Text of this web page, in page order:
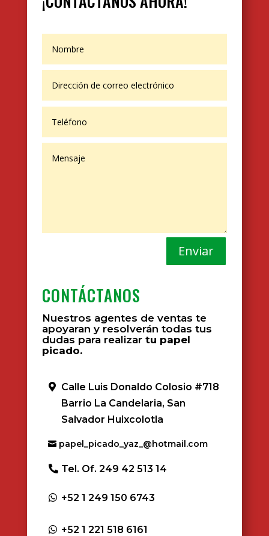
Enviar
CONTÁCTANOS
Nuestros agentes de ventas te
apoyaran y resolverán todas tus
dudas para realizartu papel
picado.
Calle Luis Donaldo Colosio #718
Barrio La Candelaria, San
Salvador Huixcolotla
papel_picado_yaz_@hotmail.com
Tel. Of. 249 42 513 14
+52 1 249 150 6743
+52 1 221 518 6161